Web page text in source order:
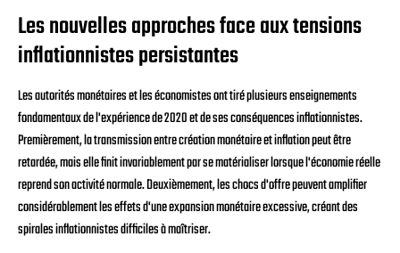
Les nouvelles approches face aux tensions
inflationnistes persistantes
Les autorités monétaires et les économistes ont tiré plusieurs enseignements
fondamentaux de l'expérience de 2020 et de ses conséquences inflationnistes.
Premièrement, la transmission entre création monétaire et inflation peut être
retardée, mais elle finit invariablement par se matérialiser lorsque l'économie réelle
reprend son activité normale. Deuxièmement, les chocs d'offre peuvent amplifier
considérablement les effets d'une expansion monétaire excessive, créant des
spirales inflationnistes difficiles à maîtriser.